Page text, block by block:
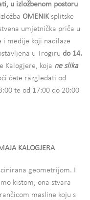
u izložbenom postoru
OMENIKsplitske
umjetnička priča u
i medije koji nadilaze
u Trogiru do 14.
Kalogjere, koja ne slika
ćete razgledati od
te od 17:00 do 20:00
KALOGJERA
geometrijom. I
kistom, ona stvara
masline koju s